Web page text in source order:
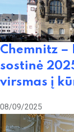
Chemnitz –
sostinė
virsmas į
08/09/2025